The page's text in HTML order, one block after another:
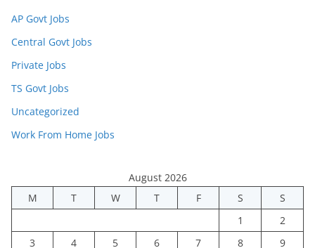
AP Govt Jobs
Central Govt Jobs
Private Jobs
TS Govt Jobs
Uncategorized
Work From Home Jobs
August 2026
M
T W T F S
S
1
2
3
4 5 6 7 8 9